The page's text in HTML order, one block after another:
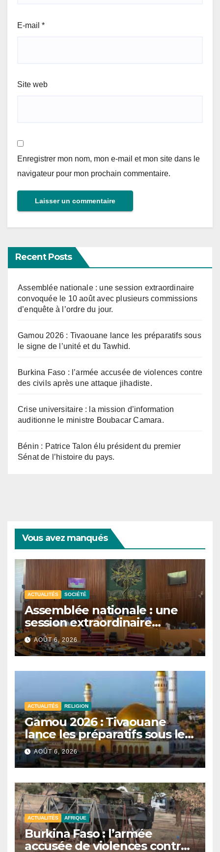
E-mail *
Site web
Enregistrer mon nom, mon e-mail et mon site dans le
navigateur pour mon prochain commentaire.
Recent Posts
Assemblée nationale : une session extraordinaire
convoquée le 10 août avec plusieurs commissions
d’enquête à l’ordre du jour.
Gamou 2026 : Tivaouane lance les préparatifs sous
le signe de l’unité et du Tawhid.
Burkina Faso : l’armée accusée de violences contre
des civils après une attaque jihadiste.
Crise universitaire : la mission d’information
auditionne le ministre Boubacar Camara.
Bénin : Patrice Talon élu président du premier
Sénat de l’histoire du pays.
Vous avez manqués
ACTUALITÉS SOCIÉTÉ
Assemblée nationale : une
session extraordinaire
convoquée le 10 août avec
plusieurs commissions
d’enquête à l’ordre du jour.
AOÛT 6, 2026
ACTUALITÉS RELIGION
Gamou 2026 : Tivaouane
lance les préparatifs sous le
signe de l’unité et du Tawhid.
AOÛT 6, 2026
ACTUALITÉS AFRIQUE
Burkina Faso : l’armée
accusée de violences contre